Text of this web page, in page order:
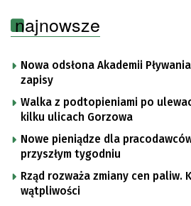
najnowsze
Nowa odsłona Akademii
zapisy
Walka z podtopieniami po
kilku ulicach Gorzowa
Nowe pieniądze dla
przyszłym tygodniu
Rząd rozważa zmiany cen paliw.
wątpliwości